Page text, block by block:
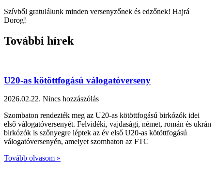
Szívből gratulálunk minden versenyzőnek és edzőnek! Hajrá
Dorog!
További hírek
U20-as kötöttfogású válogatóverseny
2026.02.22. Nincs hozzászólás
Szombaton rendezték meg az U20-as kötöttfogású birkózók idei
első válogatóversenyét. Felvidéki, vajdasági, német, román és ukrán
birkózók is szőnyegre léptek az év első U20-as kötöttfogású
válogatóversenyén, amelyet szombaton az FTC
Tovább olvasom »